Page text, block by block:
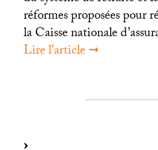
réformes proposées pour
la Caisse nationale
Lire l’article ➞